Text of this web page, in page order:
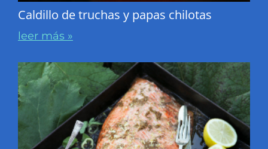
Caldillo de truchas y papas chilotas
leer más »